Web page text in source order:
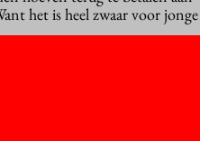
het is heel zwaar voor jonge
verwachten dat